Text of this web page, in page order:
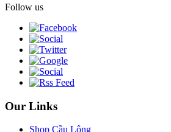
Follow us
Our Links
Shop Cầu Lông